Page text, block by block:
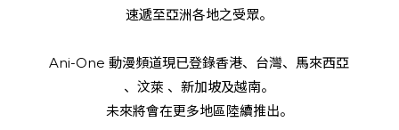
速遞至亞洲各地之受眾。
Ani-One 動漫頻道現已登錄香港、台灣、馬來西亞
、汶萊 、新加坡及越南。
未來將會在更多地區陸續推出。